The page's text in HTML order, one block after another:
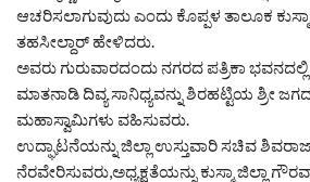
ಆಚರಿಸಲಾಗುವುದು ಎಂದು ಕೊಪ್ಪಳ ತಾಲೂಕ
ತಹಸೀಲ್ದಾರ್ ಹೇಳಿದರು.
ಅವರು ಗುರುವಾರದಂದು ನಗರದ ಪತ್ರಿಕಾ
ಮಾತನಾಡಿ ದಿವ್ಯ ಸಾನಿಧ್ಯವನ್ನು ಶಿರಹಟ್ಟಿಯ ಶ್ರೀ
ಮಹಾಸ್ವಾಮಿಗಳು ವಹಿಸುವರು.
ಉದ್ಘಾಟನೆಯನ್ನು ಜಿಲ್ಲಾ ಉಸ್ತುವಾರಿ ಸಚಿವ
ನೆರವೇರಿಸುವರು,ಅಧ್ಯಕ್ಷತೆಯನ್ನು ಕುಸ್ಮಾ ಜಿಲ್ಲಾ